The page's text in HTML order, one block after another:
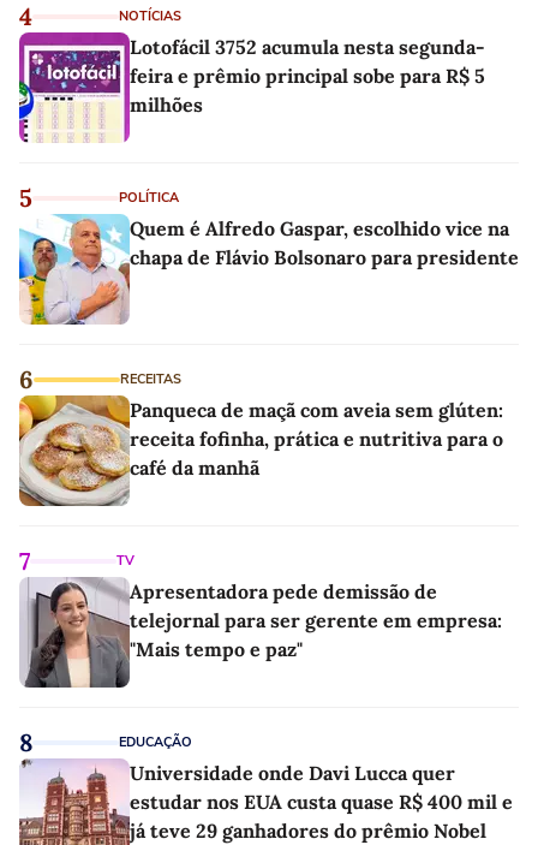
4 NOTÍCIAS
Lotofácil 3752 acumula nesta segunda-
feira e prêmio principal sobe para R$ 5
milhões
5 POLÍTICA
Quem é Alfredo Gaspar, escolhido vice na
chapa de Flávio Bolsonaro para presidente
6 RECEITAS
Panqueca de maçã com aveia sem glúten:
receita fofinha, prática e nutritiva para o
café da manhã
7 TV
Apresentadora pede demissão de
telejornal para ser gerente em empresa:
"Mais tempo e paz"
8 EDUCAÇÃO
Universidade onde Davi Lucca quer
estudar nos EUA custa quase R$ 400 mil e
já teve 29 ganhadores do prêmio Nobel